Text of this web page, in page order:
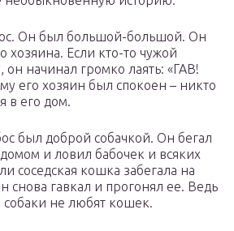
Он был большой-большой. Он
хозяина. Если кто-то чужой
он начинал громко лаять: «ГАВ!
его хозяин был спокоен – никто
в его дом.
был доброй собачкой. Он бегал
и ловил бабочек и всяких
соседская кошка забегала на
снова гавкал и прогонял ее. Ведь
собаки не любят кошек.